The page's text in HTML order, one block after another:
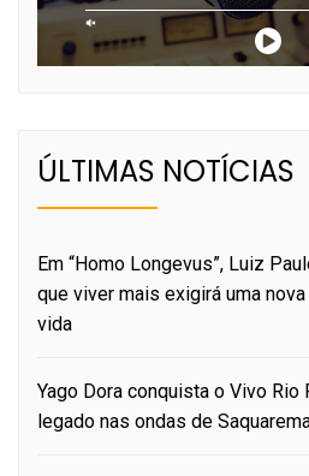
ÚLTIMAS NOTÍCIAS
Em “Homo Longevus”, Luiz
que viver mais exigirá uma
vida
Yago Dora conquista o Vivo Rio
legado nas ondas de